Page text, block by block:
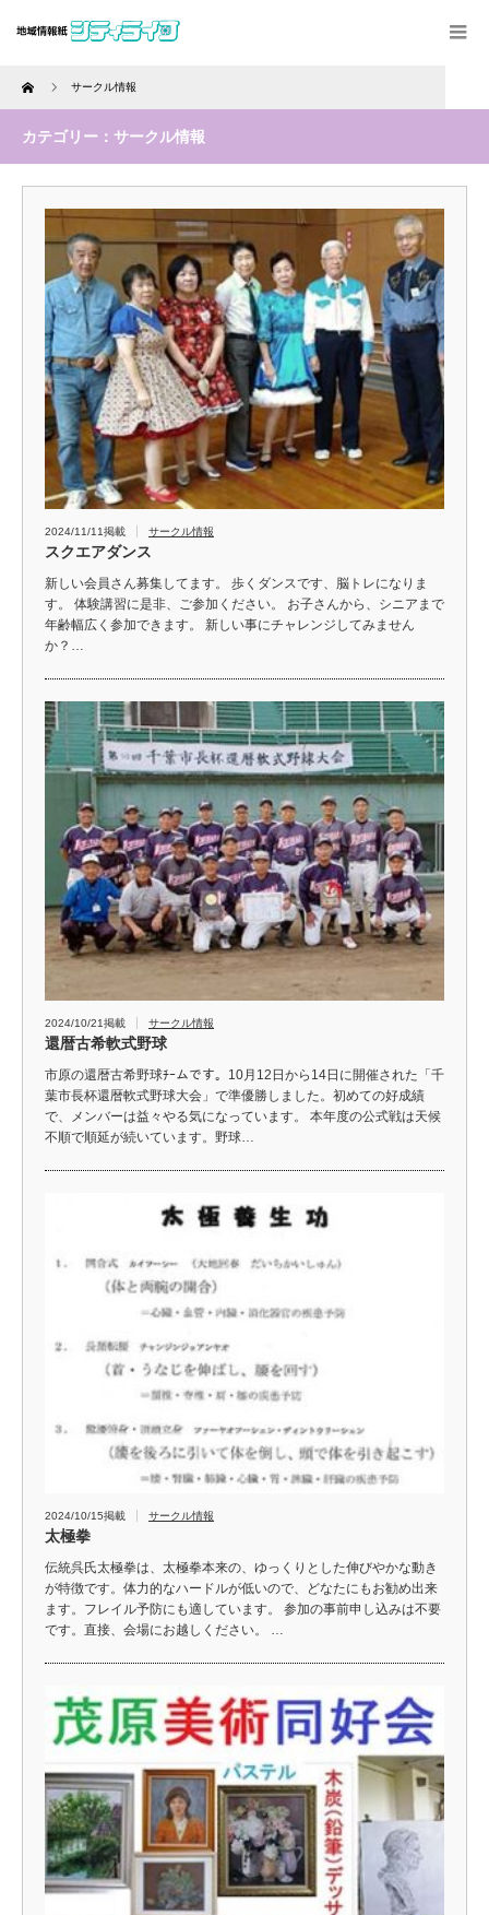
Home サークル情報
カテゴリー：サークル情報
2024/11/11掲載 サークル情報
スクエアダンス
新しい会員さん募集してます。 歩くダンスです、脳トレになりま
す。 体験講習に是非、ご参加ください。 お子さんから、シニアまで
年齢幅広く参加できます。 新しい事にチャレンジしてみません
か？…
2024/10/21掲載 サークル情報
還暦古希軟式野球
市原の還暦古希野球ﾁｰムです。10月12日から14日に開催された「千
葉市長杯還暦軟式野球大会」で準優勝しました。初めての好成績
で、メンバーは益々やる気になっています。 本年度の公式戦は天候
不順で順延が続いています。野球…
2024/10/15掲載 サークル情報
太極拳
伝統呉氏太極拳は、太極拳本来の、ゆっくりとした伸びやかな動き
が特徴です。体力的なハードルが低いので、どなたにもお勧め出来
ます。フレイル予防にも適しています。 参加の事前申し込みは不要
です。直接、会場にお越しください。 …